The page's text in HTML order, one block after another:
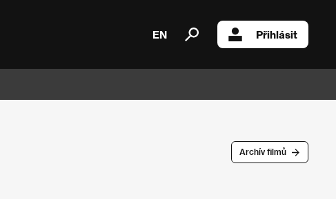
EN Přihlásit
Archív filmů